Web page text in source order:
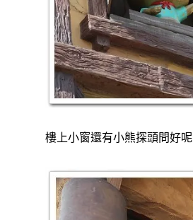
樓上小窗還有小熊探頭問好呢